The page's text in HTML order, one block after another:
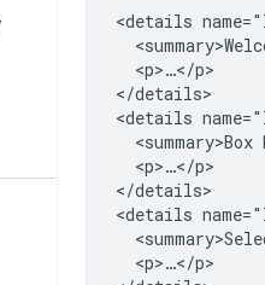
<details
  <p>…</p>
</details>
<details
<summary>Box
  <p>…</p>
</details>
<details
  <p>…</p>